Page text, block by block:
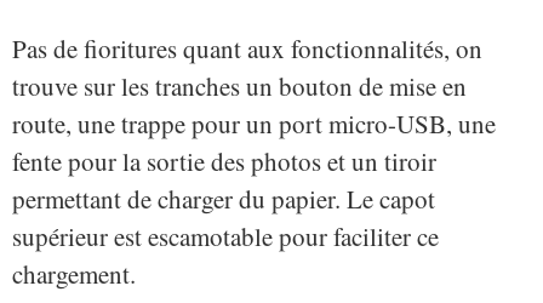
Pas de fioritures quant aux fonctionnalités, on
trouve sur les tranches un bouton de mise en
route, une trappe pour un port micro-USB, une
fente pour la sortie des photos et un tiroir
permettant de charger du papier. Le capot
supérieur est escamotable pour faciliter ce
chargement.